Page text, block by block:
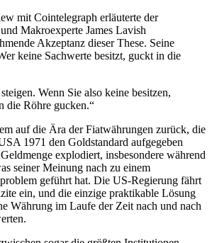
mit Cointelegraph erläuterte der
Makroexperte James Lavish
Akzeptanz dieser These. Seine
keine Sachwerte besitzt, guckt in die
Wenn Sie also keine besitzen,
die Röhre gucken.“
auf die Ära der Fiatwährungen zurück, die
1971 den Goldstandard aufgegeben
explodiert, insbesondere während
seiner Meinung nach zu einem
geführt hat. Die US-Regierung fährt
ein, und die einzige praktikable Lösung
Währung im Laufe der Zeit nach und nach